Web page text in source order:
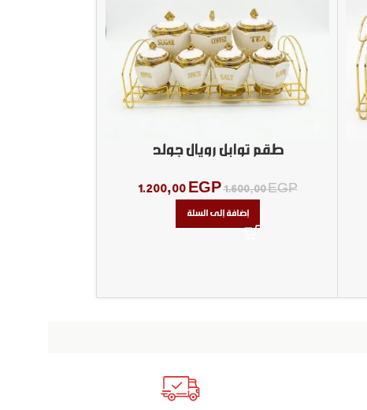
طقم توابل رويال جولد
1.600,00EGP
1.200,00 EGP
إضافة إلى السلة